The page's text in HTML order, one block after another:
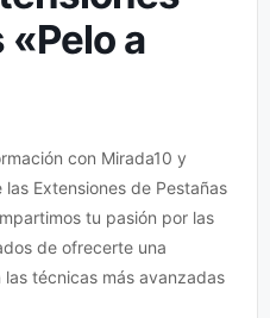
a
con Mirada10 y
Extensiones de Pestañas
tu pasión por las
de ofrecerte una
técnicas más avanzadas